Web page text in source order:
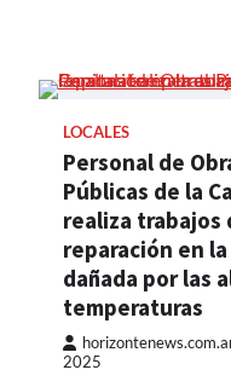
LOCALES
Personal de
Públicas de la
realiza trabajos
reparación en
dañada por las
temperaturas
2025